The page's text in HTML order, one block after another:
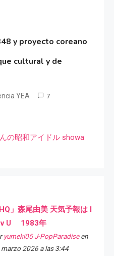
y proyecto coreano
cultural y de
YEA 7
の昭和アイドル showa
HQ」森尾由美 天気予報は I
U 1983年
yumeki05 J-PopParadiseen
2026 a las 3:44